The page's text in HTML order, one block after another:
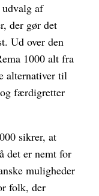
af
der gør det
Ud over den
1000 alt fra
alternativer til
færdigretter
sikrer, at
det er nemt for
muligheder
folk, der